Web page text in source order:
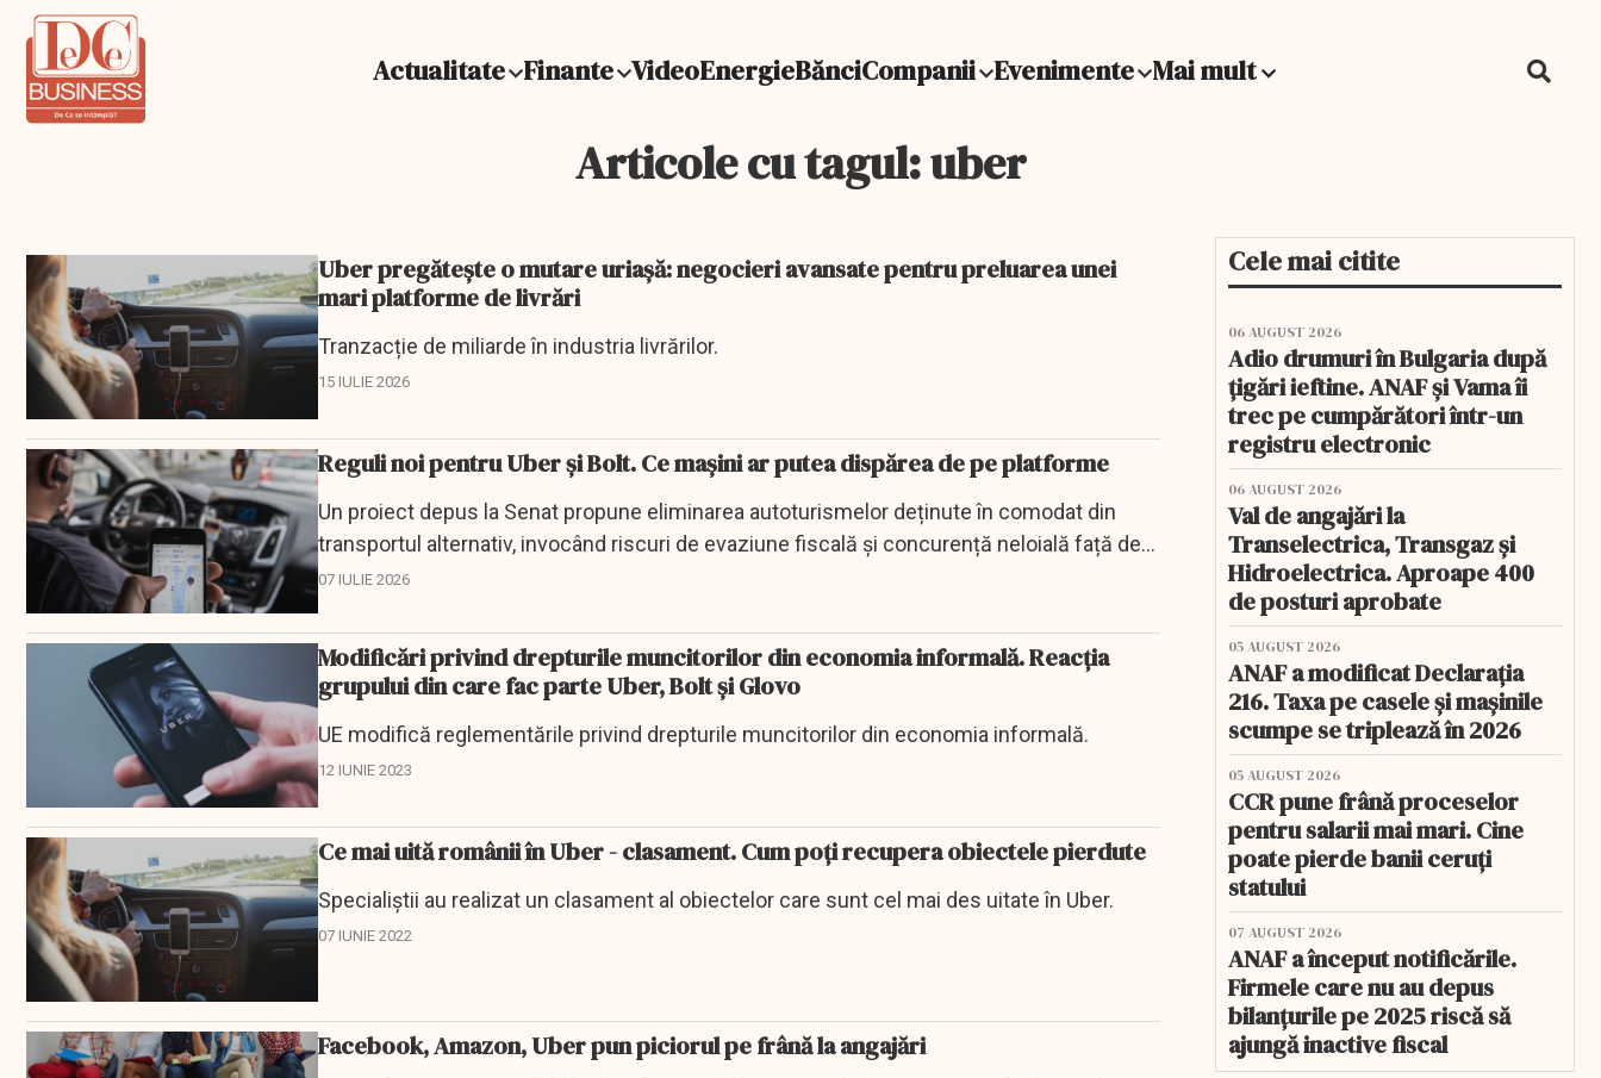
Actualitate Finante VideoEnergieBănciCompanii Evenimente Mai mult
Articole cu tagul: uber
Uber pregătește o mutare uriașă: negocieri avansate pentru preluarea unei
mari platforme de livrări
Tranzacție de miliarde în industria livrărilor.
15 IULIE 2026
Reguli noi pentru Uber și Bolt. Ce mașini ar putea dispărea de pe platforme
Un proiect depus la Senat propune eliminarea autoturismelor deținute în comodat din
transportul alternativ, invocând riscuri de evaziune fiscală și concurență neloială față de
taxiuri.
07 IULIE 2026
Modificări privind drepturile muncitorilor din economia informală. Reacţia
grupului din care fac parte Uber, Bolt şi Glovo
UE modifică reglementările privind drepturile muncitorilor din economia informală.
12 IUNIE 2023
Ce mai uită românii în Uber - clasament. Cum poţi recupera obiectele pierdute
Specialiştii au realizat un clasament al obiectelor care sunt cel mai des uitate în Uber.
07 IUNIE 2022
Facebook, Amazon, Uber pun piciorul pe frână la angajări
Cele mai citite
06 AUGUST 2026
Adio drumuri în Bulgaria după
țigări ieftine. ANAF și Vama îi
trec pe cumpărători într-un
registru electronic
06 AUGUST 2026
Val de angajări la
Transelectrica, Transgaz și
Hidroelectrica. Aproape 400
de posturi aprobate
05 AUGUST 2026
ANAF a modificat Declarația
216. Taxa pe casele și mașinile
scumpe se triplează în 2026
05 AUGUST 2026
CCR pune frână proceselor
pentru salarii mai mari. Cine
poate pierde banii ceruți
statului
07 AUGUST 2026
ANAF a început notificările.
Firmele care nu au depus
bilanțurile pe 2025 riscă să
ajungă inactive fiscal